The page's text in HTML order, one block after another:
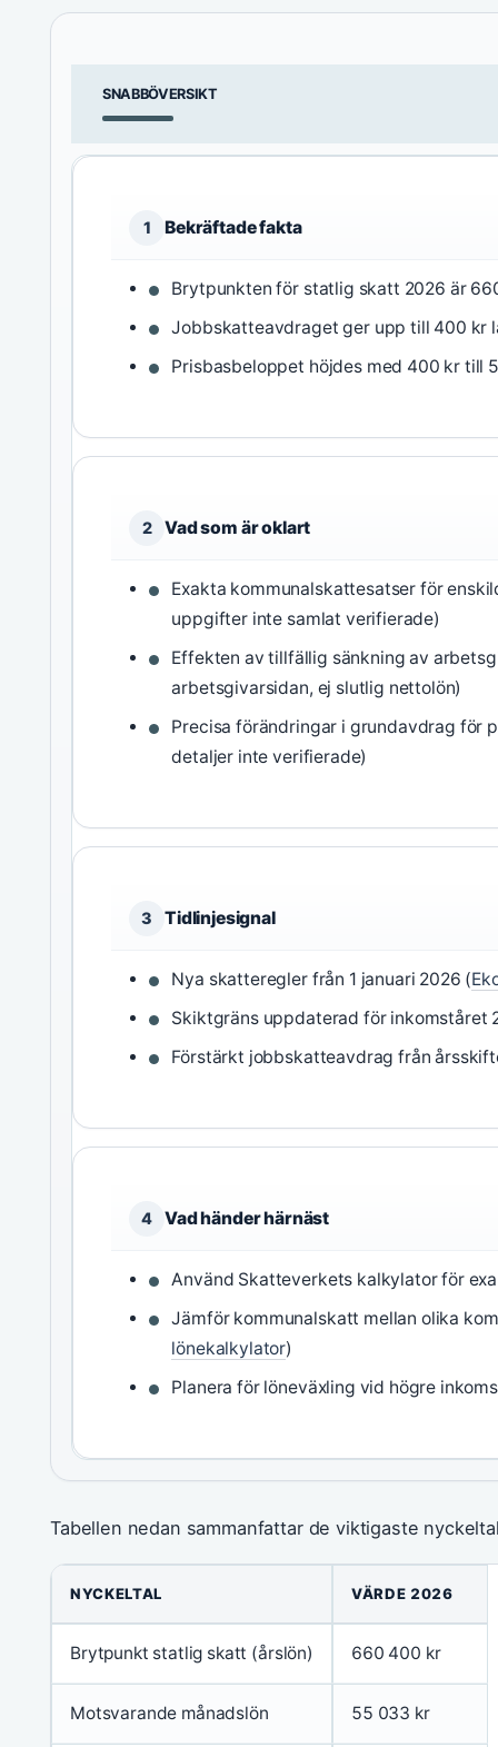
SNABBÖVERSIKT
1 Bekräftade fakta
Brytpunkten för statlig skatt 2026 är
Jobbskatteavdraget ger upp till 400 kr
Prisbasbeloppet höjdes med 400 kr till
2 Vad som är oklart
Exakta kommunalskattesatser för
uppgifter inte samlat verifierade)
Effekten av tillfällig sänkning av
arbetsgivarsidan, ej slutlig nettolön)
Precisa förändringar i grundavdrag för
detaljer inte verifierade)
3 Tidlinjesignal
Nya skatteregler från 1 januari 2026 (
Skiktgräns uppdaterad för inkomståret
Förstärkt jobbskatteavdrag från
4 Vad händer härnäst
Använd Skatteverkets kalkylator för
Jämför kommunalskatt mellan olika
lönekalkylator)
Planera för löneväxling vid högre
Tabellen nedan sammanfattar de viktigaste
NYCKELTAL VÄRDE 2026
Brytpunkt statlig skatt (årslön) 660 400 kr
Motsvarande månadslön 55 033 kr